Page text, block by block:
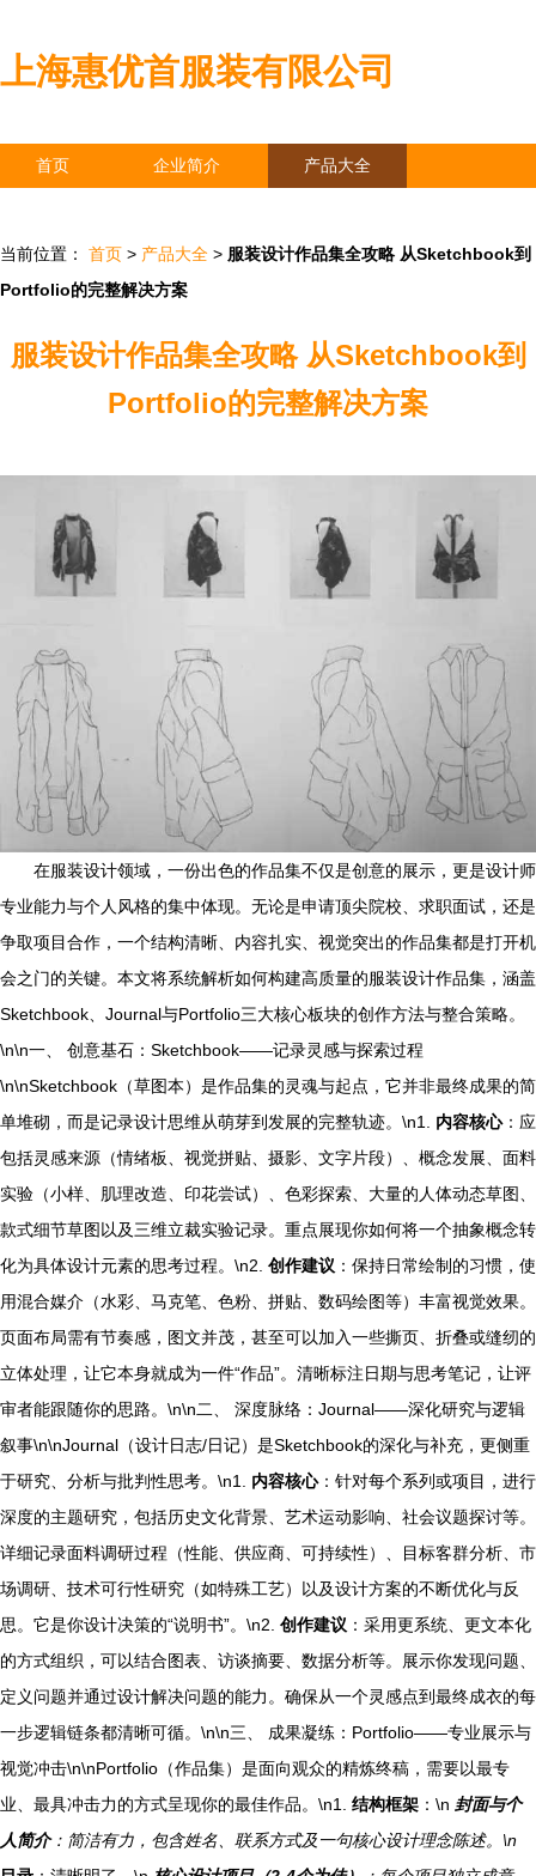
上海惠优首服装有限公司
首页 企业简介 产品大全
当前位置： 首页 > 产品大全 > 服装设计作品集全攻略 从Sketchbook到
Portfolio的完整解决方案
服装设计作品集全攻略 从Sketchbook到
Portfolio的完整解决方案
在服装设计领域，一份出色的作品集不仅是创意的展示，更是设计师
专业能力与个人风格的集中体现。无论是申请顶尖院校、求职面试，还是
争取项目合作，一个结构清晰、内容扎实、视觉突出的作品集都是打开机
会之门的关键。本文将系统解析如何构建高质量的服装设计作品集，涵盖
Sketchbook、Journal与Portfolio三大核心板块的创作方法与整合策略。
\n\n一、 创意基石：Sketchbook——记录灵感与探索过程
\n\nSketchbook（草图本）是作品集的灵魂与起点，它并非最终成果的简
单堆砌，而是记录设计思维从萌芽到发展的完整轨迹。\n1. 内容核心：应
包括灵感来源（情绪板、视觉拼贴、摄影、文字片段）、概念发展、面料
实验（小样、肌理改造、印花尝试）、色彩探索、大量的人体动态草图、
款式细节草图以及三维立裁实验记录。重点展现你如何将一个抽象概念转
化为具体设计元素的思考过程。\n2. 创作建议 ：保持日常绘制的习惯，使
用混合媒介（水彩、马克笔、色粉、拼贴、数码绘图等）丰富视觉效果。
页面布局需有节奏感，图文并茂，甚至可以加入一些撕页、折叠或缝纫的
立体处理，让它本身就成为一件“作品”。清晰标注日期与思考笔记，让评
审者能跟随你的思路。\n\n二、 深度脉络：Journal——深化研究与逻辑
叙事\n\nJournal（设计日志/日记）是Sketchbook的深化与补充，更侧重
于研究、分析与批判性思考。\n1. 内容核心：针对每个系列或项目，进行
深度的主题研究，包括历史文化背景、艺术运动影响、社会议题探讨等。
详细记录面料调研过程（性能、供应商、可持续性）、目标客群分析、市
场调研、技术可行性研究（如特殊工艺）以及设计方案的不断优化与反
思。它是你设计决策的“说明书”。\n2. 创作建议 ：采用更系统、更文本化
的方式组织，可以结合图表、访谈摘要、数据分析等。展示你发现问题、
定义问题并通过设计解决问题的能力。确保从一个灵感点到最终成衣的每
一步逻辑链条都清晰可循。\n\n三、 成果凝练：Portfolio——专业展示与
视觉冲击\n\nPortfolio（作品集）是面向观众的精炼终稿，需要以最专
业、最具冲击力的方式呈现你的最佳作品。\n1. 结构框架 ：\n 封面与个
人简介：简洁有力，包含姓名、联系方式及一句核心设计理念陈述。\n